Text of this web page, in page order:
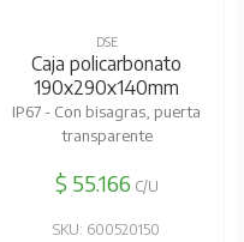
DSE
Caja policarbonato
190x290x140mm
IP67 - Con bisagras, puerta
transparente
$ 55.166 C/U
SKU: 600520150